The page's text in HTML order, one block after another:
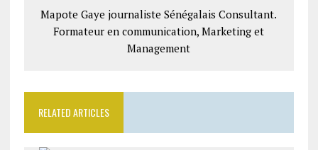
Mapote Gaye journaliste Sénégalais Consultant.
Formateur en communication, Marketing et
Management
RELATED ARTICLES